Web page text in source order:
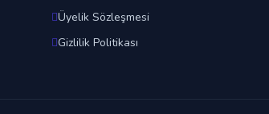
Üyelik Sözleşmesi
Gizlilik Politikası